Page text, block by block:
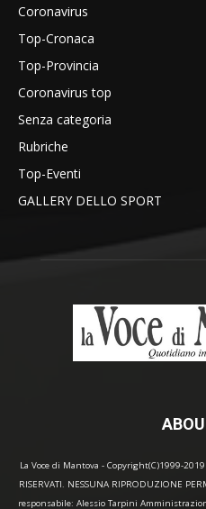
Coronavirus
Top-Cronaca
Top-Provincia
Coronavirus top
Senza categoria
Rubriche
Top-Eventi
GALLERY DELLO SPORT
La Voce di Mantova - Copyright(C)1999-
RISERVATI. NESSUNA RIPRODUZIONE
responsabile: Alessio Tarpini